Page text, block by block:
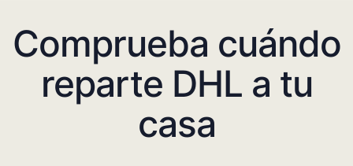
Comprueba cuándo
reparte DHL a tu
casa